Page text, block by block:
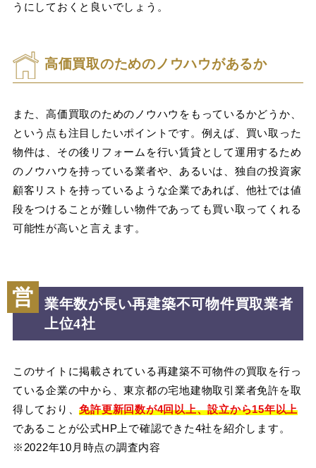
うにしておくと良いでしょう。
高価買取のためのノウハウがあるか
また、高価買取のためのノウハウをもっているかどうか、
という点も注目したいポイントです。例えば、買い取った
物件は、その後リフォームを行い賃貸として運用するため
のノウハウを持っている業者や、あるいは、独自の投資家
顧客リストを持っているような企業であれば、他社では値
段をつけることが難しい物件であっても買い取ってくれる
可能性が高いと言えます。
営
業年数が長い再建築不可物件買取業者
上位4社
このサイトに掲載されている再建築不可物件の買取を行っ
ている企業の中から、東京都の宅地建物取引業者免許を取
得しており、免許更新回数が4回以上、設立から15年以上
であることが公式HP上で確認できた4社を紹介します。
※2022年10月時点の調査内容